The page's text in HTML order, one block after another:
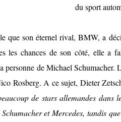
du sport
que son éternel rival, BMW, a
les chances de son côté, elle a
personne de Michael Schumacher.
Rosberg. A ce sujet, Dieter
de stars allemandes dans
et Mercedes, tandis